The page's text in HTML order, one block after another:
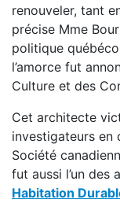
renouveler, tant
précise Mme
politique
l’amorce fut
Culture et des
Cet architecte
investigateurs en
Société
fut aussi l’un des
Habitation